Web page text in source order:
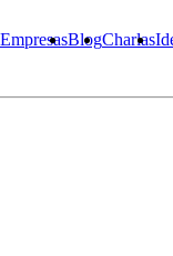
EmpresasBlogCharlas